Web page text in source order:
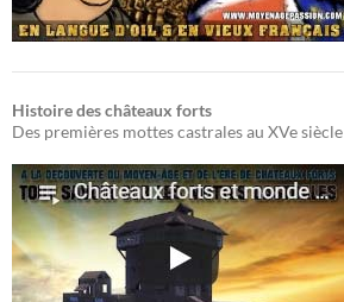
Histoire des châteaux forts
Des premières mottes castrales au XVe siècle